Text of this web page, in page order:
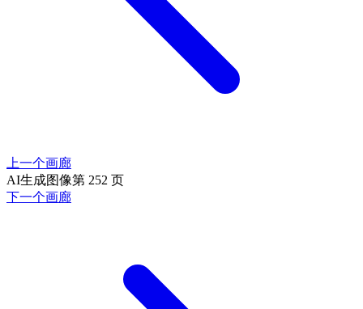
上一个画廊
AI生成图像第 252 页
下一个画廊